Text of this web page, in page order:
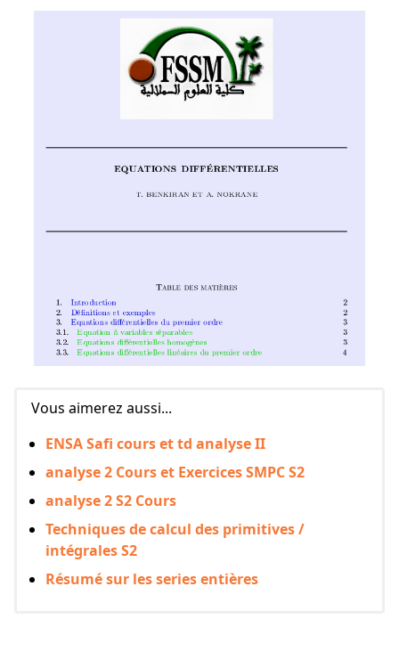
Vous aimerez aussi...
ENSA Safi cours et td analyse II
analyse 2 Cours et Exercices SMPC S2
analyse 2 S2 Cours
Techniques de calcul des primitives /
intégrales S2
Résumé sur les series entières